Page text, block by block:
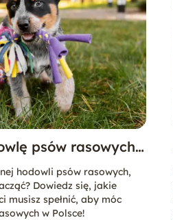
psów rasowych?
kroku
hodowli psów rasowych,
Dowiedz się, jakie
spełnić, aby móc
w Polsce!